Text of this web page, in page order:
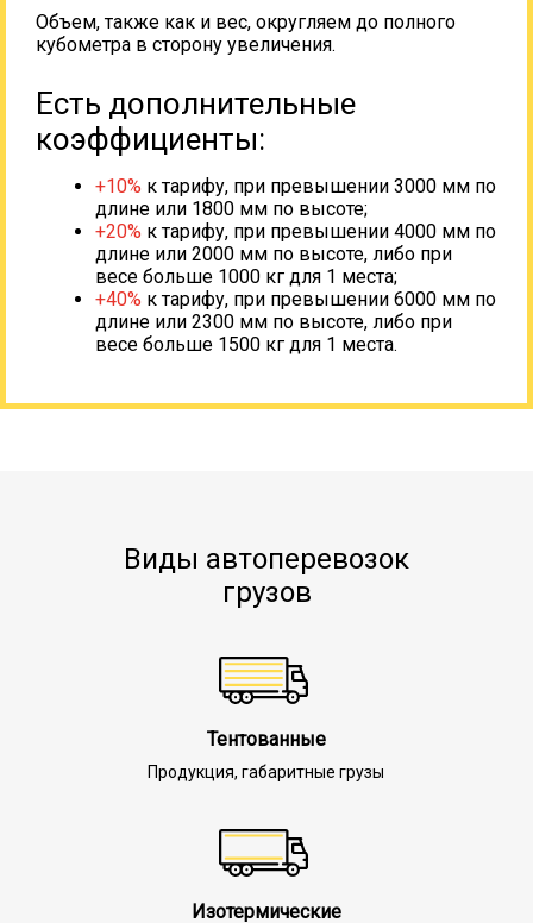
Объем, также как и вес, округляем до полного
кубометра в сторону увеличения.
Есть дополнительные
коэффициенты:
+10% к тарифу, при превышении 3000 мм по
длине или 1800 мм по высоте;
+20% к тарифу, при превышении 4000 мм по
длине или 2000 мм по высоте, либо при
весе больше 1000 кг для 1 места;
+40% к тарифу, при превышении 6000 мм по
длине или 2300 мм по высоте, либо при
весе больше 1500 кг для 1 места.
Виды автоперевозок
грузов
Тентованные
Продукция, габаритные грузы
Изотермические